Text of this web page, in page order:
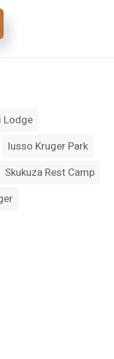
Lodge
lusso Kruger Park
Skukuza Rest Camp